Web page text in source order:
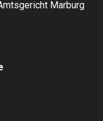
Marburg